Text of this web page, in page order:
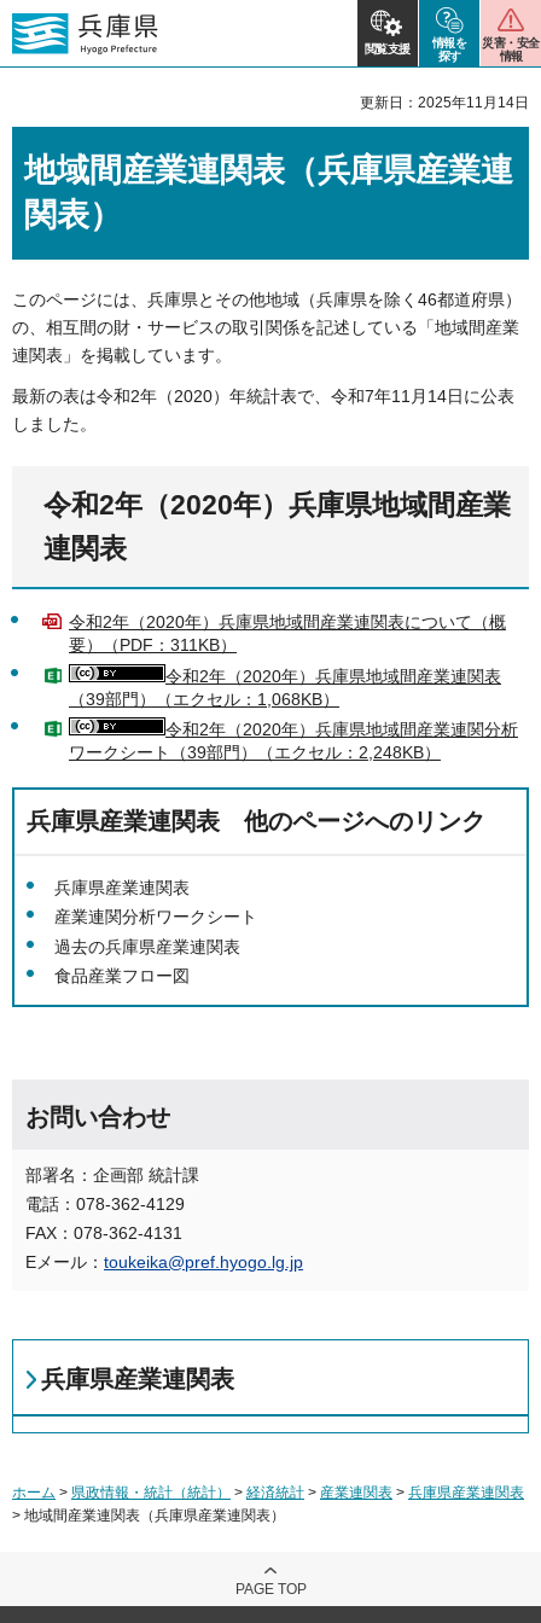
閲覧支援
情報を
探す
災害・安全
情報
更新日：2025年11月14日
地域間産業連関表（兵庫県産業連
関表）
このページには、兵庫県とその他地域（兵庫県を除く46都道府県）
の、相互間の財・サービスの取引関係を記述している「地域間産業
連関表」を掲載しています。
最新の表は令和2年（2020）年統計表で、令和7年11月14日に公表
しました。
令和2年（2020年）兵庫県地域間産業
連関表
令和2年（2020年）兵庫県地域間産業連関表について（概
要）（PDF：311KB）
令和2年（2020年）兵庫県地域間産業連関表
（39部門）（エクセル：1,068KB）
令和2年（2020年）兵庫県地域間産業連関分析
ワークシート（39部門）（エクセル：2,248KB）
兵庫県産業連関表 他のページへのリンク
兵庫県産業連関表
産業連関分析ワークシート
過去の兵庫県産業連関表
食品産業フロー図
お問い合わせ
部署名：企画部 統計課
電話：078-362-4129
FAX：078-362-4131
Eメール： toukeika@pref.hyogo.lg.jp
兵庫県産業連関表
ホーム > 県政情報・統計（統計） > 経済統計 > 産業連関表 > 兵庫県産業連関表
> 地域間産業連関表（兵庫県産業連関表）
PAGE TOP